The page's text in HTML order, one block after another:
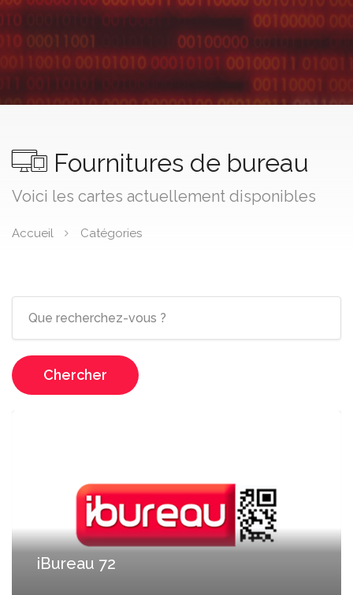
Fournitures de bureau
Voici les cartes actuellement disponibles
Accueil Catégories
Chercher
iBureau 72